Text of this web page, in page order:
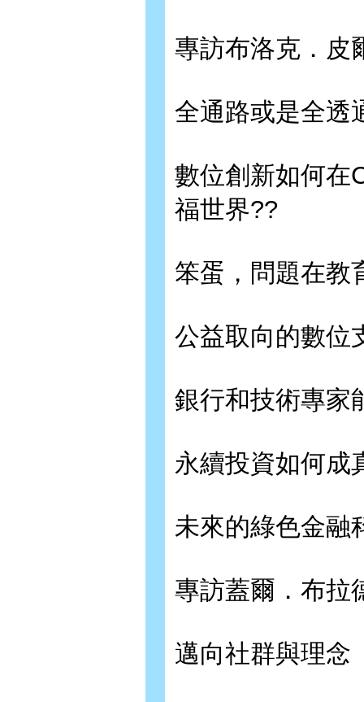
專訪布洛克．皮
全通路或是全透
數位創新如何在
福世界??
笨蛋，問題在教
公益取向的數位
銀行和技術專家
永續投資如何成
未來的綠色金融
專訪蓋爾．布拉
邁向社群與理念